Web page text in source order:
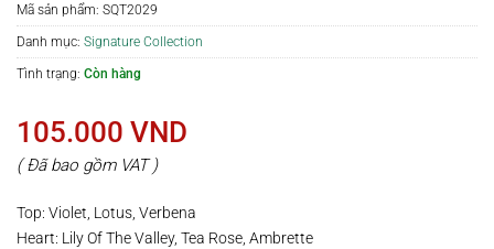
Mã sản phẩm: SQT2029
Danh mục: Signature Collection
Tình trạng: Còn hàng
105.000 VND
( Đã bao gồm VAT )
Top: Violet, Lotus, Verbena
Heart: Lily Of The Valley, Tea Rose, Ambrette